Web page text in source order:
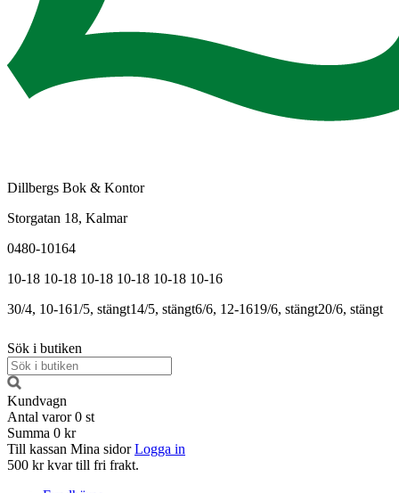
Dillbergs Bok & Kontor
Storgatan 18, Kalmar
0480-10164
10-18 10-18 10-18 10-18 10-18 10-16
30/4, 10-161/5, stängt14/5, stängt6/6, 12-1619/6, stängt20/6, stängt
Sök i butiken
Kundvagn
Antal varor 0 st
Summa 0 kr
Till kassan Mina sidor Logga in
500 kr kvar till fri frakt.